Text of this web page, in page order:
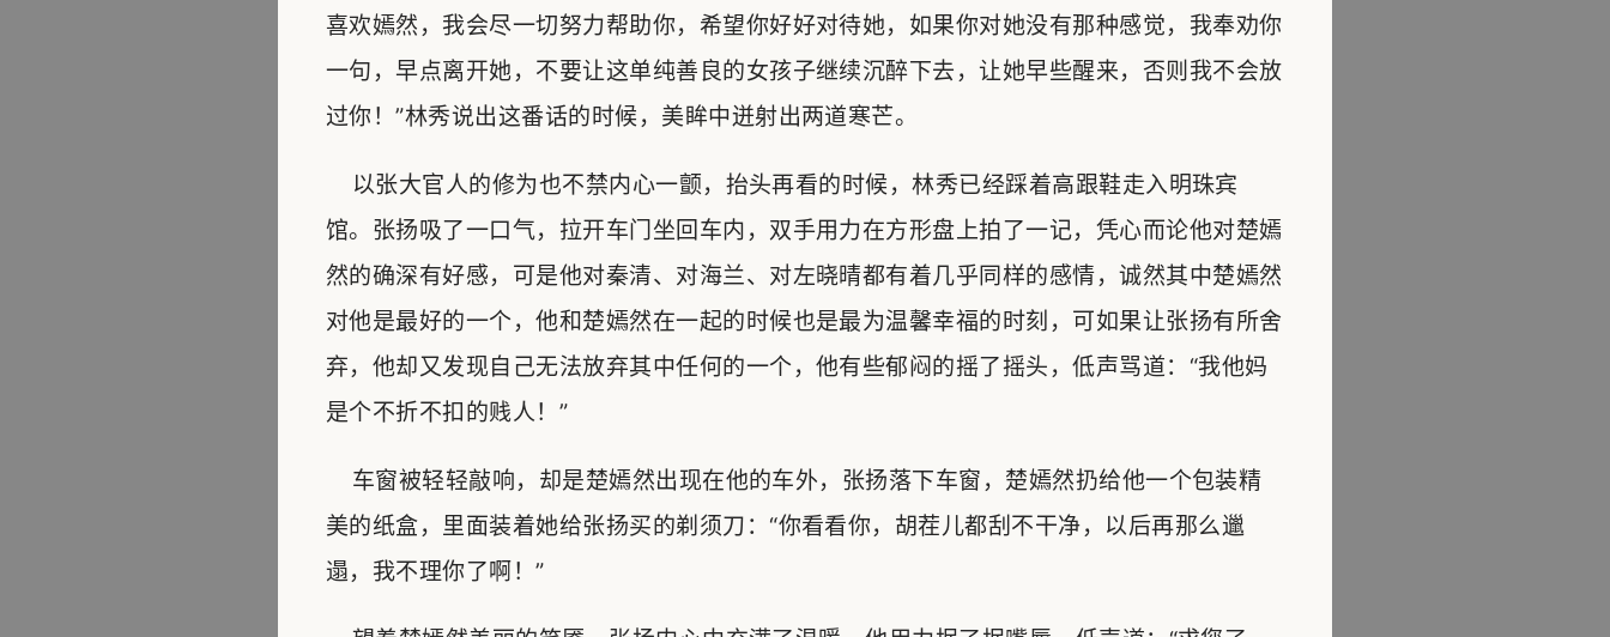
喜欢嫣然，我会尽一切努力帮助你，希望你好好对待她，如果你对她没有那种感觉，我奉劝你
一句，早点离开她，不要让这单纯善良的女孩子继续沉醉下去，让她早些醒来，否则我不会放
过你！”林秀说出这番话的时候，美眸中迸射出两道寒芒。
以张大官人的修为也不禁内心一颤，抬头再看的时候，林秀已经踩着高跟鞋走入明珠宾
馆。张扬吸了一口气，拉开车门坐回车内，双手用力在方形盘上拍了一记，凭心而论他对楚嫣
然的确深有好感，可是他对秦清、对海兰、对左晓晴都有着几乎同样的感情，诚然其中楚嫣然
对他是最好的一个，他和楚嫣然在一起的时候也是最为温馨幸福的时刻，可如果让张扬有所舍
弃，他却又发现自己无法放弃其中任何的一个，他有些郁闷的摇了摇头，低声骂道：“我他妈
是个不折不扣的贱人！”
车窗被轻轻敲响，却是楚嫣然出现在他的车外，张扬落下车窗，楚嫣然扔给他一个包装精
美的纸盒，里面装着她给张扬买的剃须刀：“你看看你，胡茬儿都刮不干净，以后再那么邋
遢，我不理你了啊！”